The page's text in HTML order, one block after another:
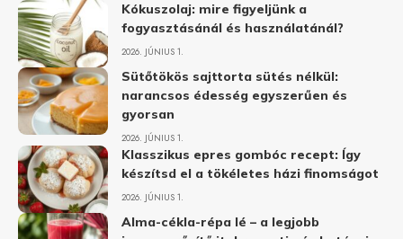
Kókuszolaj: mire figyeljünk a
fogyasztásánál és használatánál?
2026. JÚNIUS 1.
Sütőtökös sajttorta sütés nélkül:
narancsos édesség egyszerűen és
gyorsan
2026. JÚNIUS 1.
Klasszikus epres gombóc recept: Így
készítsd el a tökéletes házi finomságot
2026. JÚNIUS 1.
Alma-cékla-répa lé – a legjobb